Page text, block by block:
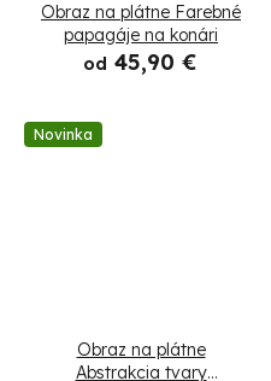
Obraz na plátne Farebné
papagáje na konári
od 45,90 €
Novinka
Obraz na plátne
Abstrakcia tvary